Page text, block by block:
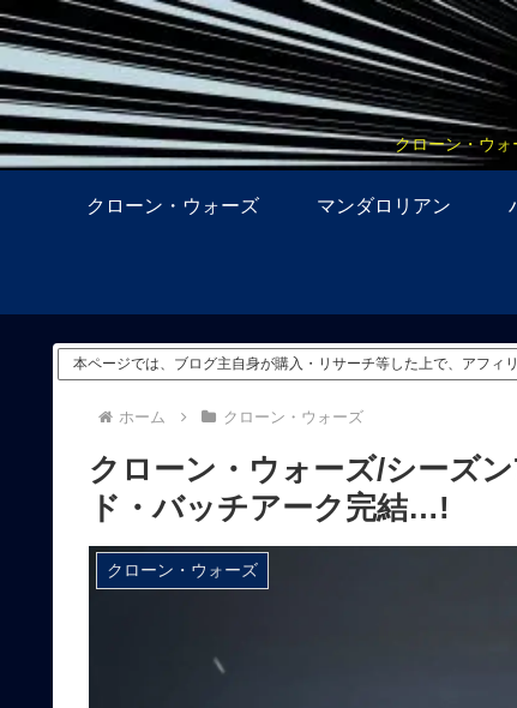
クローン・ウ
クローン・ウォーズ マンダロリアン
本ページでは、ブログ主自身が購入・リサーチ等した上で、アフィ
ホーム クローン・ウォーズ
クローン・ウォーズ/シーズ
ド・バッチアーク完結…!
クローン・ウォーズ